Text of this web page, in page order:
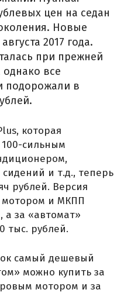
цен на седан
Новые
2017 года.
при прежней
однако все
подорожали в
которая
сильным
и т.д., теперь
рублей. Версия
мотором и МКПП
а за «автомат»
тыс. рублей.
самый дешевый
можно купить за
мотором и за